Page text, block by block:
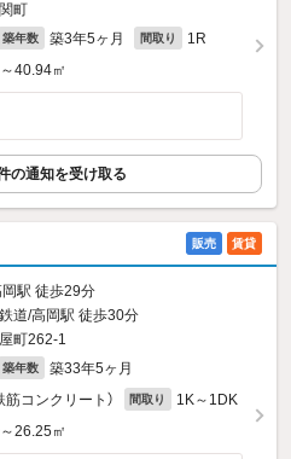
町
築年数 築3年5ヶ月 間取り 1R
40.94㎡
の通知を受け取る
販売 賃貸
駅 徒歩29分
道/高岡駅 徒歩30分
町262‐1
築年数 築33年5ヶ月
筋コンクリート） 間取り 1K～1DK
26.25㎡